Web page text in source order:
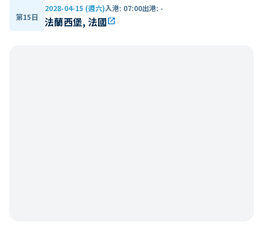
第15日
2028-04-15 (週六)入港: 07:00出港: -
法蘭西堡, 法國open_in_new